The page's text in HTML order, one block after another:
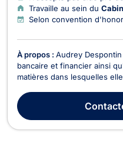
Travaille au sein du
Selon convention
À propos : Audrey
bancaire et financier ainsi
matières dans lesquelles
d'engagement académique.
Libre de Bruxelles (2008,